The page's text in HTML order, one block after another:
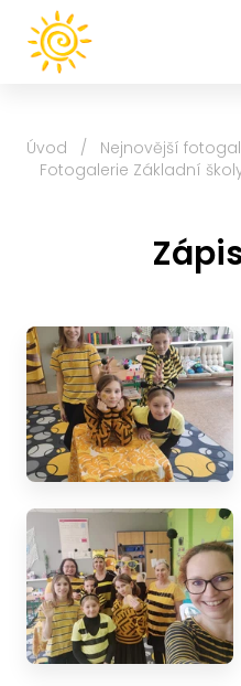
Úvod / Nejnovější
Fotogalerie Základní